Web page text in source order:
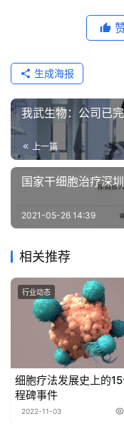
生成海报
我武生物：公司已
上一篇
国家干细胞治疗深
2021-05-26 14:39
相关推荐
行业动态
细胞疗法发展史上的
程碑事件
2022-11-03